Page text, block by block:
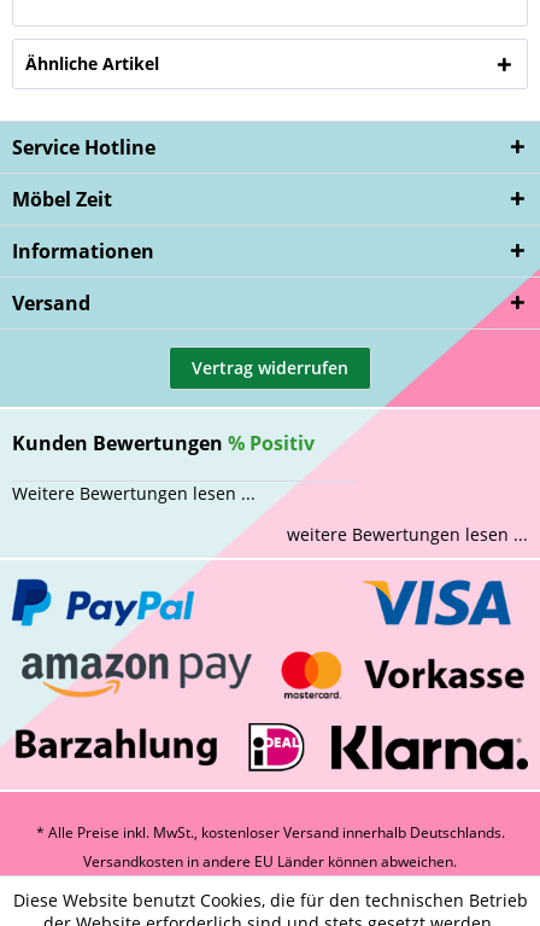
Ähnliche Artikel
Service Hotline
Möbel Zeit
Informationen
Versand
Vertrag widerrufen
Kunden Bewertungen % Positiv
Weitere Bewertungen lesen ...
weitere Bewertungen lesen ...
* Alle Preise inkl. MwSt., kostenloser Versand innerhalb Deutschlands.
Versandkosten in andere EU Länder können abweichen.
Diese Website benutzt Cookies, die für den technischen Betrieb